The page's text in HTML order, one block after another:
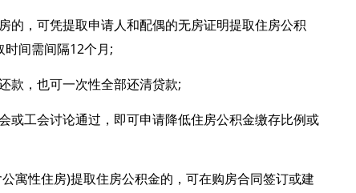
的，可凭提取申请人和配偶的无房证明提取住房公积
间需间隔12个月;
款，也可一次性全部还清贷款;
或工会讨论通过，即可申请降低住房公积金缴存比例或
寓性住房)提取住房公积金的，可在购房合同签订或建